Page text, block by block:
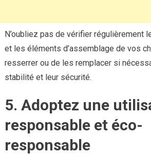
N’oubliez pas de vérifier régulièrement
et les éléments d’assemblage de vos
resserrer ou de les remplacer si
stabilité et leur sécurité.
5. Adoptez une
responsable et éco-
responsable